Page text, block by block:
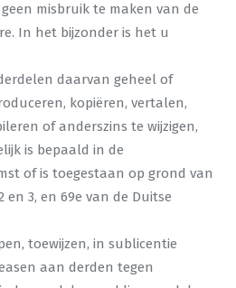
misbruik te maken van de
In het bijzonder is het u
daarvan geheel of
kopiëren, vertalen,
of anderszins te wijzigen,
is bepaald in de
of is toegestaan op grond van
en 3, en 69e van de Duitse
toewijzen, in sublicentie
aan derden tegen